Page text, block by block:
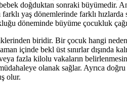
doğduktan sonraki büyümedir.
yaş dönemlerinde farklı
döneminde büyüme çocukluk
biridir. Bir çocuk hangi
içinde bekl üst sınırlar dışında
fazla kilolu vakaların
olanak sağlar. Ayrıca
olur.